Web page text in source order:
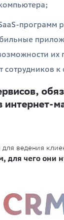
программ
их
сотрудников к
ведения
для чего они